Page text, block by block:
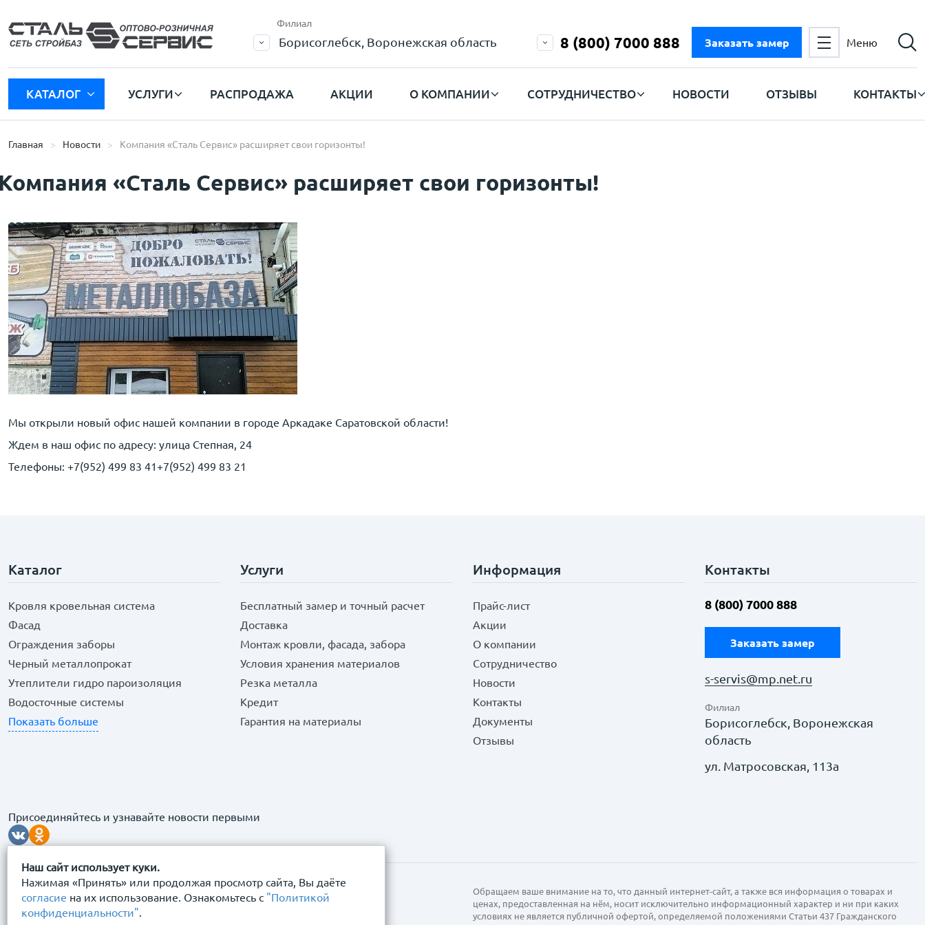
Наш сайт использует куки.
Нажимая «Принять» или продолжая просмотр сайта, Вы даёте
согласие на их использование. Ознакомьтесь с "Политикой
конфиденциальности".
Филиал
Борисоглебск, Воронежская область 8 (800) 7000 888 Заказать замер Меню
КАТАЛОГ УСЛУГИ РАСПРОДАЖА АКЦИИ О КОМПАНИИ СОТРУДНИЧЕСТВО НОВОСТИ ОТЗЫВЫ КОНТАКТЫ
Главная Новости Компания «Сталь Сервис» расширяет свои горизонты!
«Сталь Сервис» расширяет свои горизонты!
Мы открыли новый офис нашей компании в городе Аркадаке Саратовской области!
Ждем в наш офис по адресу: улица Степная, 24
Телефоны: +7(952) 499 83 41+7(952) 499 83 21
Каталог
Кровля кровельная система
Фасад
Ограждения заборы
Черный металлопрокат
Утеплители гидро пароизоляция
Водосточные системы
Показать больше
Услуги
Бесплатный замер и точный расчет
Доставка
Монтаж кровли, фасада, забора
Условия хранения материалов
Резка металла
Кредит
Гарантия на материалы
Информация
Прайс-лист
Акции
О компании
Сотрудничество
Новости
Контакты
Документы
Отзывы
Контакты
8 (800) 7000 888
Заказать замер
s-servis@mp.net.ru
Филиал
Борисоглебск, Воронежская
область
ул. Матросовская, 113а
Присоединяйтесь и узнавайте новости первыми
Обращаем ваше внимание на то, что данный интернет-сайт, а также вся информация о товарах и
ценах, предоставленная на нём, носит исключительно информационный характер и ни при каких
условиях не является публичной офертой, определяемой положениями Статьи 437 Гражданского